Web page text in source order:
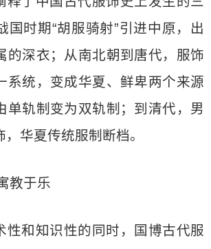
国时期“胡服骑射”引进中原，出
的深衣；从南北朝到唐代，服饰
系统，变成华夏、鲜卑两个来源
单轨制变为双轨制；到清代，男
华夏传统服制断档。
教于乐
性和知识性的同时，国博古代服